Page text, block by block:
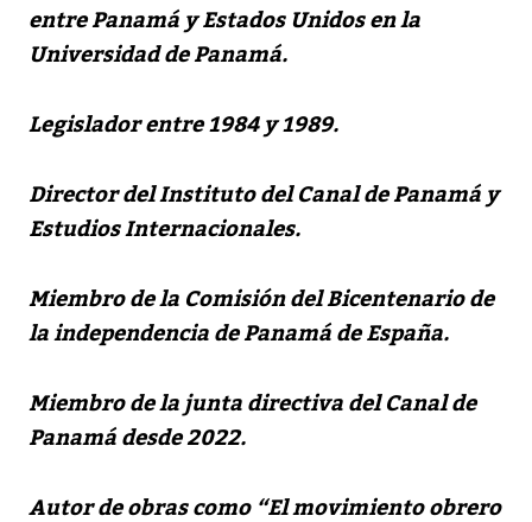
entre Panamá y Estados Unidos en la
Universidad de Panamá.
Legislador entre 1984 y 1989.
Director del Instituto del Canal de Panamá y
Estudios Internacionales.
Miembro de la Comisión del Bicentenario de
la independencia de Panamá de España.
Miembro de la junta directiva del Canal de
Panamá desde 2022.
Autor de obras como “El movimiento obrero